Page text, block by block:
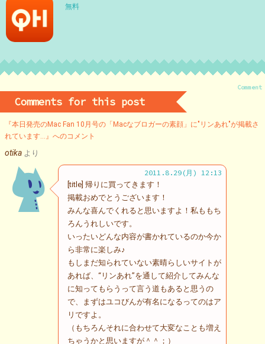
無料
Comment
Comments for this post
『本日発売のMac Fan 10月号の「Macなブロガーの素顔」に"リンあれ"が掲載さ
れています…』へのコメント
otika より
2011.8.29(月) 12:13
[title] 帰りに買ってきます！
掲載おめでとうございます！
みんな喜んでくれると思いますよ！私ももち
ろんうれしいです。
いったいどんな内容が書かれているのか今か
ら非常に楽しみ♪
もしまだ知られていない素晴らしいサイトが
あれば、“リンあれ”を通して紹介してみんな
に知ってもらうって言う道もあると思うの
で、まずはユコびんが有名になるってのはア
リですよ。
（もちろんそれに合わせて大変なことも増え
ちゃうかと思いますが＾＾；）